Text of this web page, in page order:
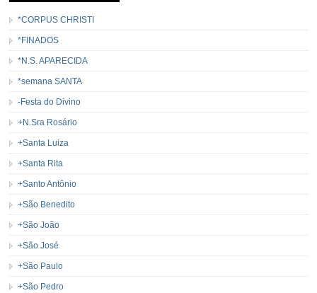
*CORPUS CHRISTI
*FINADOS
*N.S. APARECIDA
*semana SANTA
-Festa do Divino
+N.Sra Rosário
+Santa Luiza
+Santa Rita
+Santo Antônio
+São Benedito
+São João
+São José
+São Paulo
+São Pedro